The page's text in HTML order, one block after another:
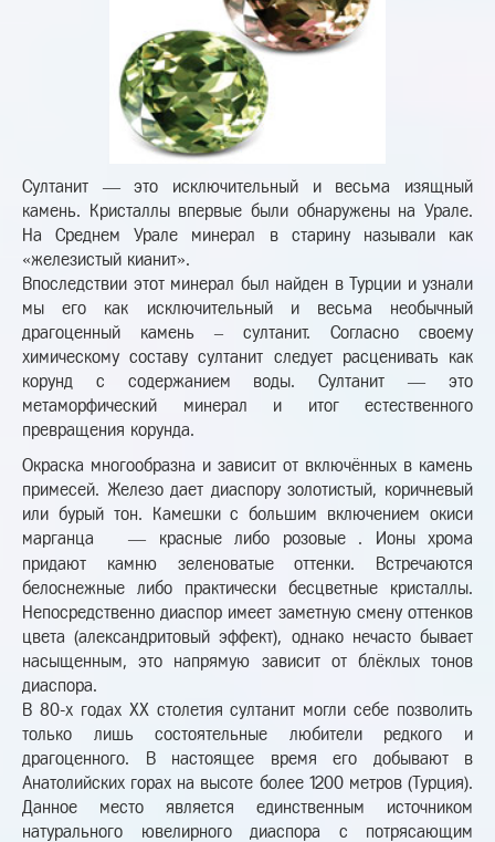
Султанит — это исключительный и весьма изящный
камень. Кристаллы впервые были обнаружены на Урале.
На Среднем Урале минерал в старину называли как
«железистый кианит».
Впоследствии этот минерал был найден в Турции и узнали
мы его как исключительный и весьма необычный
драгоценный камень – султанит. Согласно своему
химическому составу султанит следует расценивать как
корунд с содержанием воды. Султанит — это
метаморфический минерал и итог естественного
превращения корунда.
Окраска многообразна и зависит от включённых в камень
примесей. Железо дает диаспору золотистый, коричневый
или бурый тон. Камешки с большим включением окиси
марганца
— красные либо розовые . Ионы хрома
придают камню зеленоватые оттенки. Встречаются
белоснежные либо практически бесцветные кристаллы.
Непосредственно диаспор имеет заметную смену оттенков
цвета (александритовый эффект), однако нечасто бывает
насыщенным, это напрямую зависит от блёклых тонов
диаспора.
В 80-х годах ХХ столетия султанит могли себе позволить
только лишь состоятельные любители редкого и
драгоценного. В настоящее время его добывают в
Анатолийских горах на высоте более 1200 метров (Турция).
Данное место является единственным источником
натурального ювелирного диаспора с потрясающим